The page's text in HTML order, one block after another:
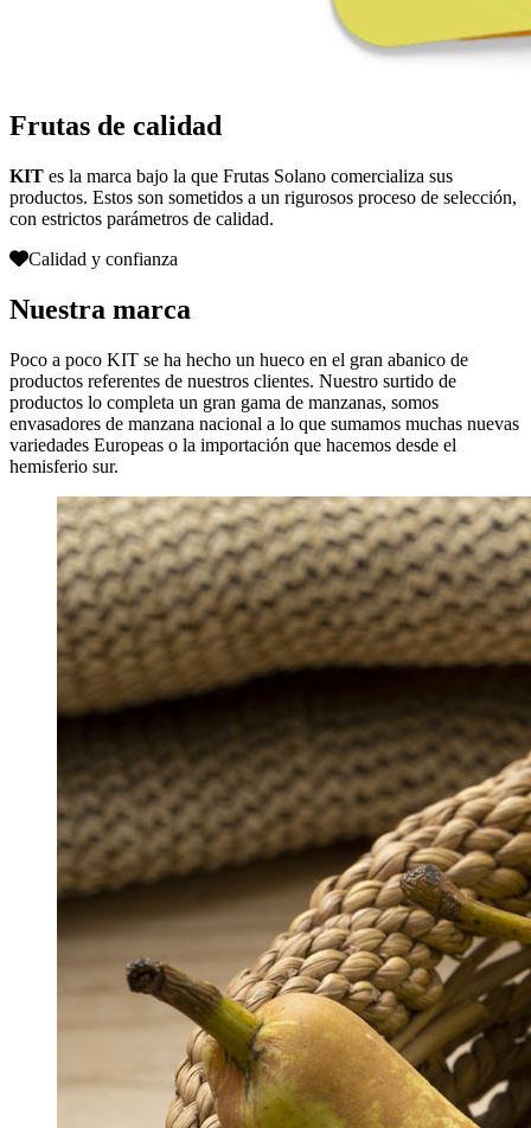
Frutas de calidad
KIT es la marca bajo la que Frutas Solano comercializa sus
productos. Estos son sometidos a un rigurosos proceso de selección,
con estrictos parámetros de calidad.
Calidad y confianza
Nuestra marca
Poco a poco KIT se ha hecho un hueco en el gran abanico de
productos referentes de nuestros clientes. Nuestro surtido de
productos lo completa un gran gama de manzanas, somos
envasadores de manzana nacional a lo que sumamos muchas nuevas
variedades Europeas o la importación que hacemos desde el
hemisferio sur.